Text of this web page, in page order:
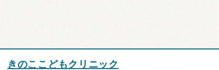
きのここどもクリニック